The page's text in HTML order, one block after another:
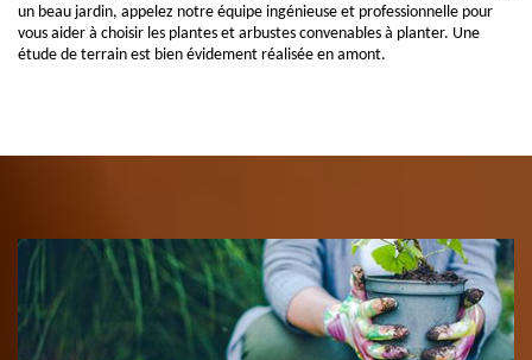
un beau jardin, appelez notre équipe ingénieuse et professionnelle pour
vous aider à choisir les plantes et arbustes convenables à planter. Une
étude de terrain est bien évidement réalisée en amont.